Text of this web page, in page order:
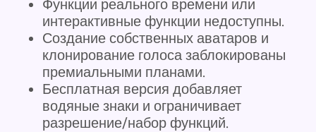
Функции реального времени или
интерактивные функции недоступны.
Создание собственных аватаров и
клонирование голоса заблокированы
премиальными планами.
Бесплатная версия добавляет
водяные знаки и ограничивает
разрешение/набор функций.